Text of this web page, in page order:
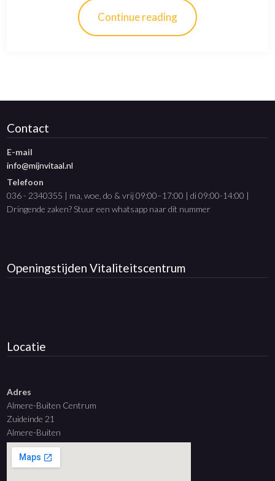
Continue reading
Contact
E-mail
info@mijnvitaal.nl
Telefoon
036 - 2340355 | ma, woe, do & vrij 09:00–17:00 | di 09:00-14:00 |
Dringende zaken? Stuur een whatsapp naar dit nummer
OpeningstijdenVitaliteitscentrum
Locatie
Adres
Almere-Buiten Centrum
Zuideinde 21
Almere-Buiten